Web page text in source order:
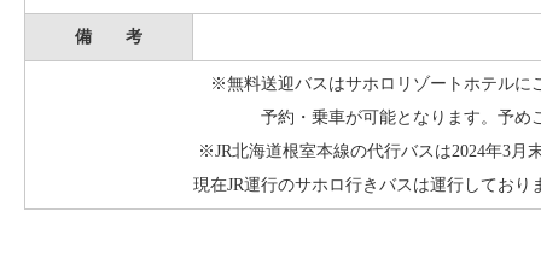
備 考
※無料送迎バスはサホロリゾートホテルに
予約・乗車が可能となります。予め
※JR北海道根室本線の代行バスは2024年3月
現在JR運行のサホロ行きバスは運行しており